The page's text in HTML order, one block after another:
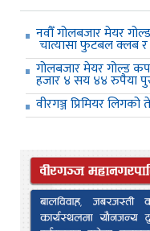
नवौँ गोलबजार मेयर
चात्यासा फुटबल क्लब र
गोलबजार मेयर गोल्ड
हजार ४ सय ४४ रुपैया
वीरगञ्ज प्रिमियर